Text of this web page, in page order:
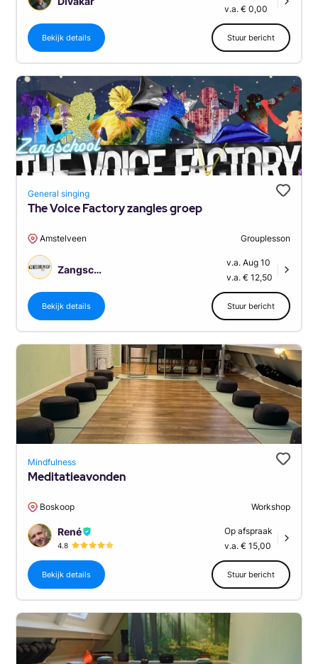
v.a. € 0,00
Bekijk details Stuur bericht
General singing
The Voice Factory zangles groep
Amstelveen Grouplesson
Zangschool The Voice Factory
v.a. Aug 10
v.a. € 12,50
Bekijk details Stuur bericht
Mindfulness
Meditatieavonden
Boskoop Workshop
René
4.8
Op afspraak
v.a. € 15,00
Bekijk details Stuur bericht